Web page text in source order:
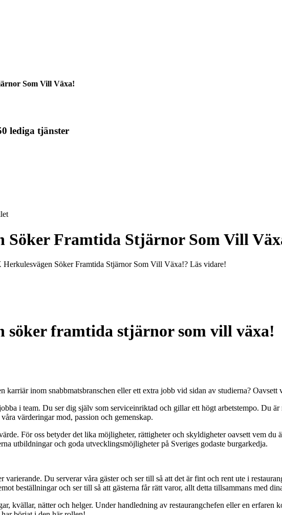
Som Vill Växa!
lediga tjänster
Söker Framtida Stjärnor Som Vill
Söker Framtida Stjärnor Som Vill Växa!? Läs vidare!
söker framtida stjärnor som vill växa!
karriär inom snabbmatsbranschen eller ett extra jobb vid sidan av studierna?
i team. Du ser dig själv som serviceinriktad och gillar ett högt arbetstempo. Du
värderingar mod, passion och gemenskap.
För oss betyder det lika möjligheter, rättigheter och skyldigheter oavsett vem
utbildningar och goda utvecklingsmöjligheter på Sveriges godaste burgarkedja.
varierande. Du serverar våra gäster och ser till så att det är fint och rent ute i
beställningar och ser till så att gästerna får rätt varor, allt detta tillsammans med
kvällar, nätter och helger. Under handledning av restaurangchefen eller en